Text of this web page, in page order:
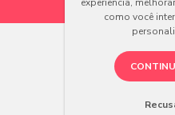
como você